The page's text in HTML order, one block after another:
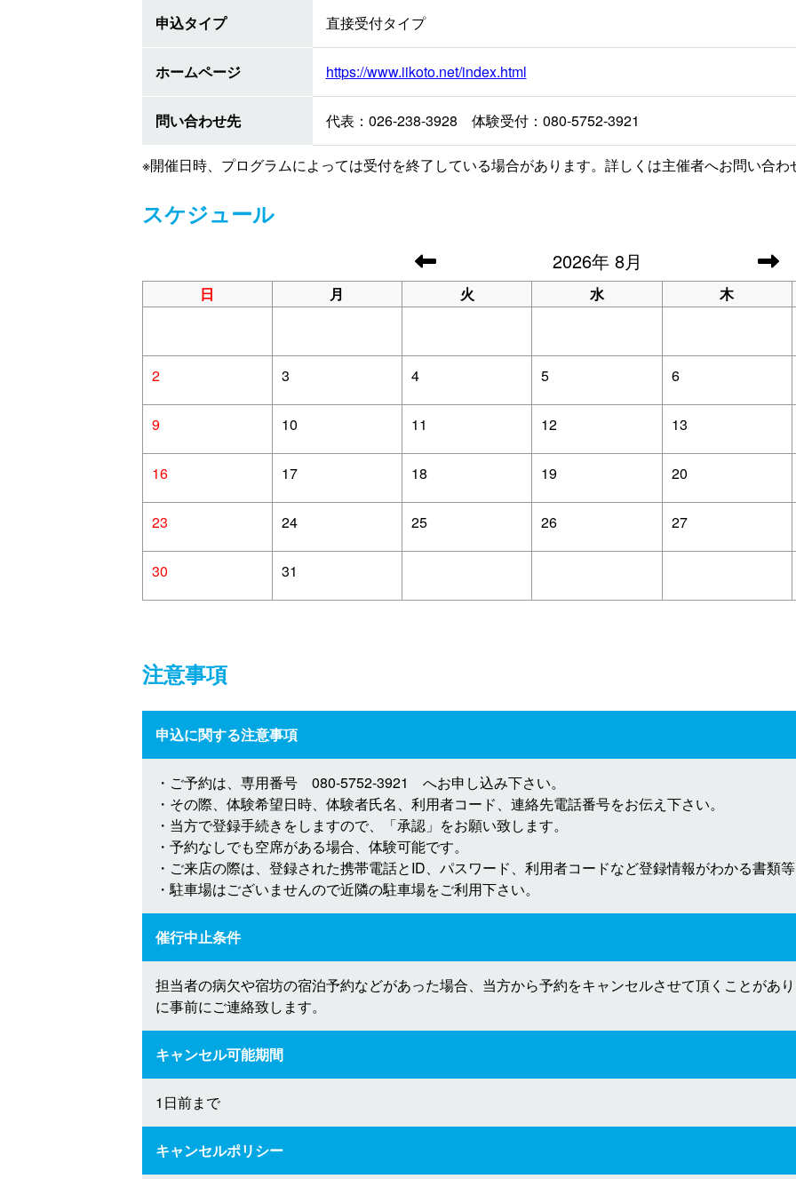
申込タイプ 直接受付タイプ
ホームページ https://www.iikoto.net/index.html
問い合わせ先 代表：026-238-3928 体験受付：080-5752-3921
※開催日時、プログラムによっては受付を終了している場合があります。詳しくは主催者へお問い合わ
スケジュール
2026年 8月
日 月 火 水 木
2 3 4 5 6
9 10 11 12 13
16 17 18 19 20
23 24 25 26 27
30 31
注意事項
申込に関する注意事項
・ご予約は、専用番号 080-5752-3921 へお申し込み下さい。
・その際、体験希望日時、体験者氏名、利用者コード、連絡先電話番号をお伝え下さい。
・当方で登録手続きをしますので、「承認」をお願い致します。
・予約なしでも空席がある場合、体験可能です。
・ご来店の際は、登録された携帯電話とID、パスワード、利用者コードなど登録情報がわかる書類等
・駐車場はございませんので近隣の駐車場をご利用下さい。
催行中止条件
担当者の病欠や宿坊の宿泊予約などがあった場合、当方から予約をキャンセルさせて頂くことがあ
に事前にご連絡致します。
キャンセル可能期間
1日前まで
キャンセルポリシー